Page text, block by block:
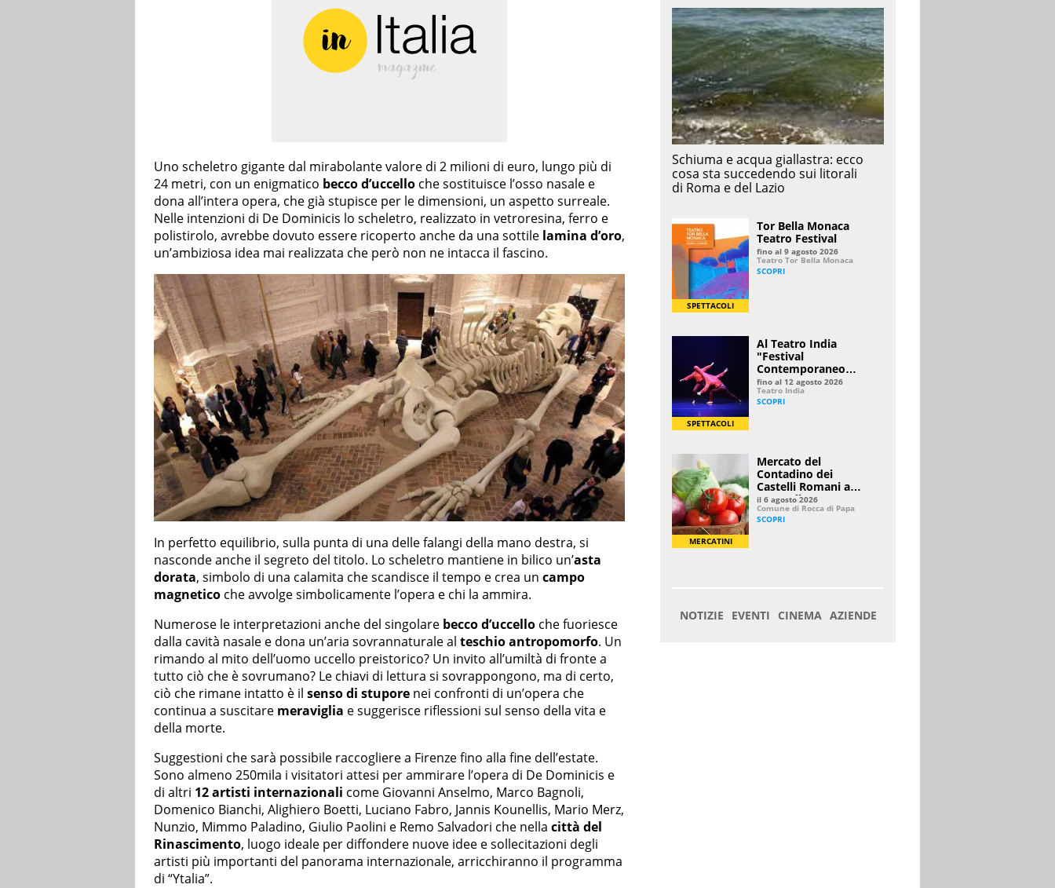
Uno scheletro gigante dal mirabolante valore di 2 milioni di euro, lungo più di
24 metri, con un enigmatico becco d’uccello che sostituisce l’osso nasale e
dona all’intera opera, che già stupisce per le dimensioni, un aspetto surreale.
Nelle intenzioni di De Dominicis lo scheletro, realizzato in vetroresina, ferro e
polistirolo, avrebbe dovuto essere ricoperto anche da una sottile lamina d’oro,
un’ambiziosa idea mai realizzata che però non ne intacca il fascino.
In perfetto equilibrio, sulla punta di una delle falangi della mano destra, si
nasconde anche il segreto del titolo. Lo scheletro mantiene in bilico un’asta
dorata, simbolo di una calamita che scandisce il tempo e crea un campo
magnetico che avvolge simbolicamente l’opera e chi la ammira.
Numerose le interpretazioni anche del singolare becco d’uccello che fuoriesce
dalla cavità nasale e dona un’aria sovrannaturale al teschio antropomorfo. Un
rimando al mito dell’uomo uccello preistorico? Un invito all’umiltà di fronte a
tutto ciò che è sovrumano? Le chiavi di lettura si sovrappongono, ma di certo,
ciò che rimane intatto è il senso di stupore nei confronti di un’opera che
continua a suscitare meraviglia e suggerisce riflessioni sul senso della vita e
della morte.
Suggestioni che sarà possibile raccogliere a Firenze fino alla fine dell’estate.
Sono almeno 250mila i visitatori attesi per ammirare l’opera di De Dominicis e
di altri 12 artisti internazionali come Giovanni Anselmo, Marco Bagnoli,
Domenico Bianchi, Alighiero Boetti, Luciano Fabro, Jannis Kounellis, Mario Merz,
Nunzio, Mimmo Paladino, Giulio Paolini e Remo Salvadori che nella città del
Rinascimento, luogo ideale per diffondere nuove idee e sollecitazioni degli
artisti più importanti del panorama internazionale, arricchiranno il programma
di “Ytalia”.